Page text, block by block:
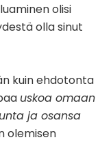
olisi
olla sinut
kuin ehdotonta
uskoa omaan
ja osansa
olemisen